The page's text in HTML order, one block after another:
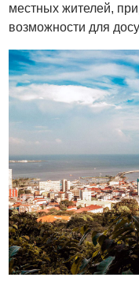
местных жителей,
возможности для